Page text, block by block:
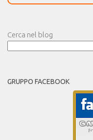
Cerca nel blog
GRUPPO FACEBOOK